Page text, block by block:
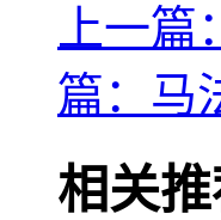
上一
篇：马
相关